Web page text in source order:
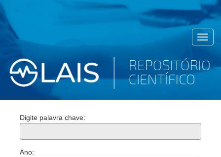
Digite palavra chave:
Ano: